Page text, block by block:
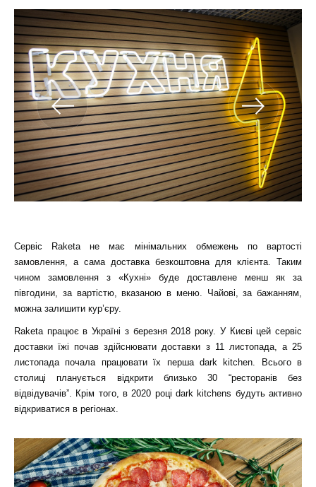
Сервіс Raketa не має мінімальних обмежень по вартості
замовлення, а сама доставка безкоштовна для клієнта. Таким
чином замовлення з «Кухні» буде доставлене менш як за
півгодини, за вартістю, вказаною в меню. Чайові, за бажанням,
можна залишити кур’єру.
Raketa працює в Україні з березня 2018 року. У Києві цей сервіс
доставки їжі почав здійснювати доставки з 11 листопада, а 25
листопада почала працювати їх перша dark kitchen. Всього в
столиці планується відкрити близько 30 “ресторанів без
відвідувачів”. Крім того, в 2020 році dark kitchens будуть активно
відкриватися в регіонах.